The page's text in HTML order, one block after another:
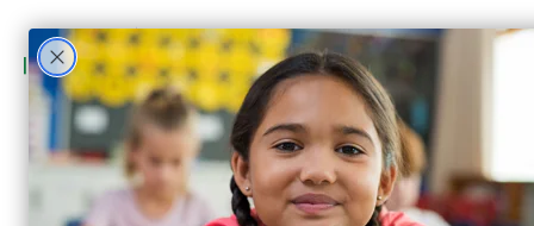
Sácale el máximo partido a tus
donaciones de fin de año.